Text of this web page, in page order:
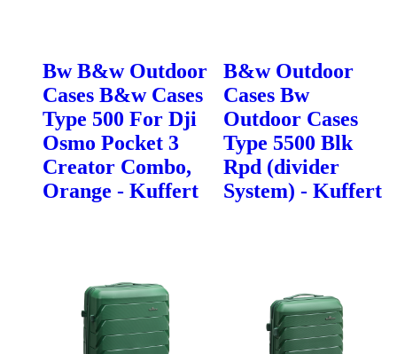
Bw B&w Outdoor
Cases B&w Cases
Type 500 For Dji
Osmo Pocket 3
Creator Combo,
Orange - Kuffert
B&w Outdoor
Cases Bw
Outdoor Cases
Type 5500 Blk
Rpd (divider
System) - Kuffert